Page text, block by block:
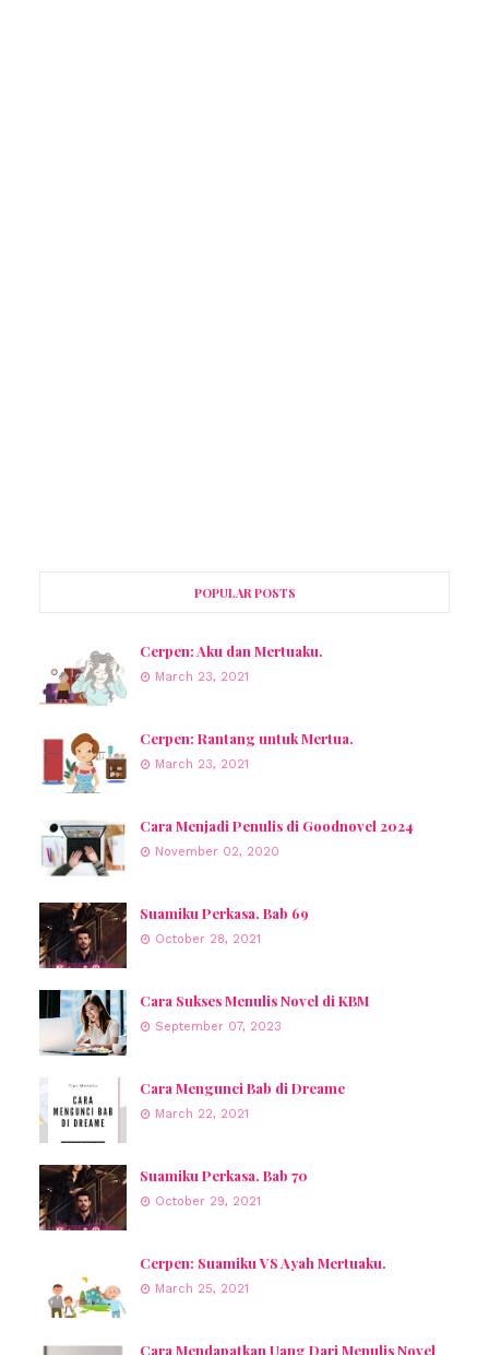
POPULAR POSTS
Cerpen: Aku dan Mertuaku.
March 23, 2021
Cerpen: Rantang untuk Mertua.
March 23, 2021
Cara Menjadi Penulis di Goodnovel 2024
November 02, 2020
Suamiku Perkasa. Bab 69
October 28, 2021
Cara Sukses Menulis Novel di KBM
September 07, 2023
Cara Mengunci Bab di Dreame
March 22, 2021
Suamiku Perkasa. Bab 70
October 29, 2021
Cerpen: Suamiku VS Ayah Mertuaku.
March 25, 2021
Cara Mendapatkan Uang Dari Menulis Novel